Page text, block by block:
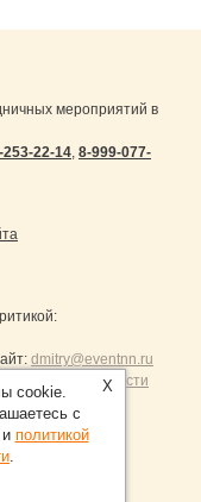
мероприятий в
253-22-14, 8-999-077-
dmitry@eventnn.ru
X
cookie.
с
политикой
.